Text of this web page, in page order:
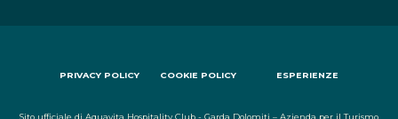
PRIVACY POLICY COOKIE POLICY ESPERIENZE
Sito ufficiale di Aquavita Hospitality Club - Garda Dolomiti – Azienda per il Turismo